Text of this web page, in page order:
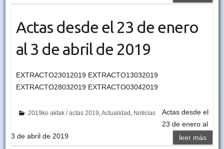
Actas desde el 23 de enero
al 3 de abril de 2019
EXTRACTO23012019 EXTRACTO13032019
EXTRACTO28032019 EXTRACTO03042019
2019ko aktak / actas 2019 ,Actualidad Noticias
Actas desde el
23 de enero al
3 de abril de 2019
leer más